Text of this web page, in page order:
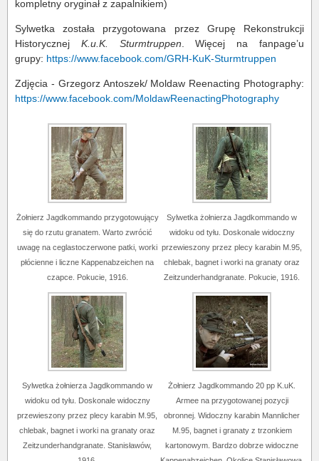
kompletny oryginał z zapalnikiem)
Sylwetka została przygotowana przez Grupę Rekonstrukcji
Historycznej K.u.K. Sturmtruppen. Więcej na fanpage’u
grupy: https://www.facebook.com/GRH-KuK-Sturmtruppen
Zdjęcia - Grzegorz Antoszek/ Moldaw Reenacting Photography:
https://www.facebook.com/MoldawReenactingPhotography
Żołnierz Jagdkommando przygotowujący
się do rzutu granatem. Warto zwrócić
uwagę na ceglastoczerwone patki, worki
płócienne i liczne Kappenabzeichen na
czapce. Pokucie, 1916.
Sylwetka żołnierza Jagdkommando w
widoku od tyłu. Doskonale widoczny
przewieszony przez plecy karabin M.95,
chlebak, bagnet i worki na granaty oraz
Zeitzunderhandgranate. Pokucie, 1916.
Sylwetka żołnierza Jagdkommando w
widoku od tyłu. Doskonale widoczny
przewieszony przez plecy karabin M.95,
chlebak, bagnet i worki na granaty oraz
Zeitzunderhandgranate. Stanisławów,
Żołnierz Jagdkommando 20 pp K.uK.
Armee na przygotowanej pozycji
obronnej. Widoczny karabin Mannlicher
M.95, bagnet i granaty z trzonkiem
kartonowym. Bardzo dobrze widoczne